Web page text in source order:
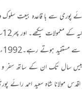
رائے پوری سے با قاعدہ بیعتِ
کے معمولات سیکھے۔ اور پھر12
مستفید ہوتے رہے۔1992
سال تک ان کے ساتھ سفر و
مولانا شاہ سعید احمد رائے